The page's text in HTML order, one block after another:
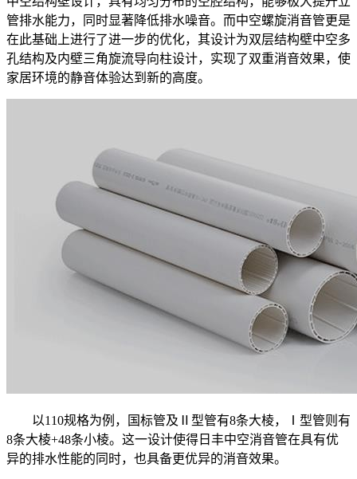
管排水能力，同时显著降低排水噪音。而中空螺旋消音管更是
在此基础上进行了进一步的优化，其设计为双层结构壁中空多
孔结构及内壁三角旋流导向柱设计，实现了双重消音效果，使
家居环境的静音体验达到新的高度。
以110规格为例，国标管及Ⅱ型管有8条大棱，Ⅰ型管则有
8条大棱+48条小棱。这一设计使得日丰中空消音管在具有优
异的排水性能的同时，也具备更优异的消音效果。